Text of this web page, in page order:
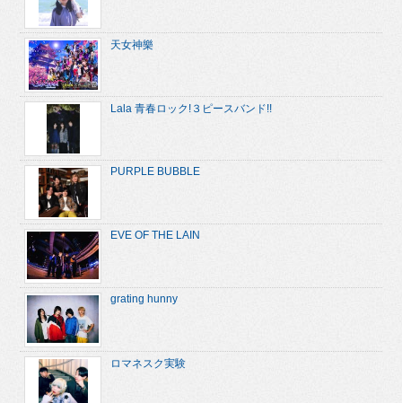
天女神樂
Lala 青春ロック!３ピースバンド!!
PURPLE BUBBLE
EVE OF THE LAIN
grating hunny
ロマネスク実験